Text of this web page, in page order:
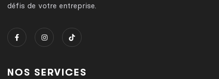
défis de votre entreprise.
NOS SERVICES